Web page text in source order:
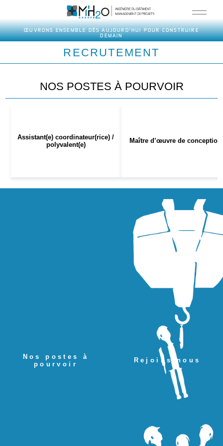
ŒUVRONS ENSEMBLE DÈS AUJOURD'HUI POUR CONSTRUIRE
DEMAIN
contenu
RECRUTEMENT
NOS POSTES À POURVOIR
Assistant(e) coordinateur(rice) /
polyvalent(e)
Maître d’œuvre de conception
Nos postes à
pourvoir
Rejoins-nous